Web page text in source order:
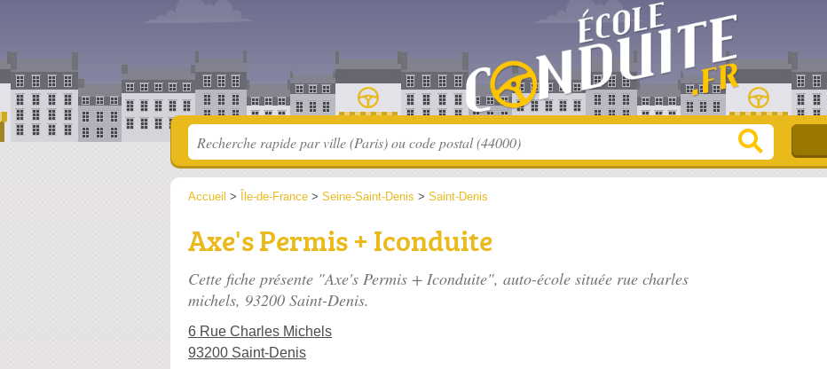
Accueil > Île-de-France > Seine-Saint-Denis > Saint-Denis
Axe's Permis + Iconduite
Cette fiche présente "Axe's Permis + Iconduite", auto-école située rue charles
michels, 93200 Saint-Denis.
6 Rue Charles Michels
93200 Saint-Denis